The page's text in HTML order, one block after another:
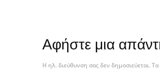
Αφήστε μια
Η ηλ. διεύθυνση σας δεν δημοσιεύεται. Τα